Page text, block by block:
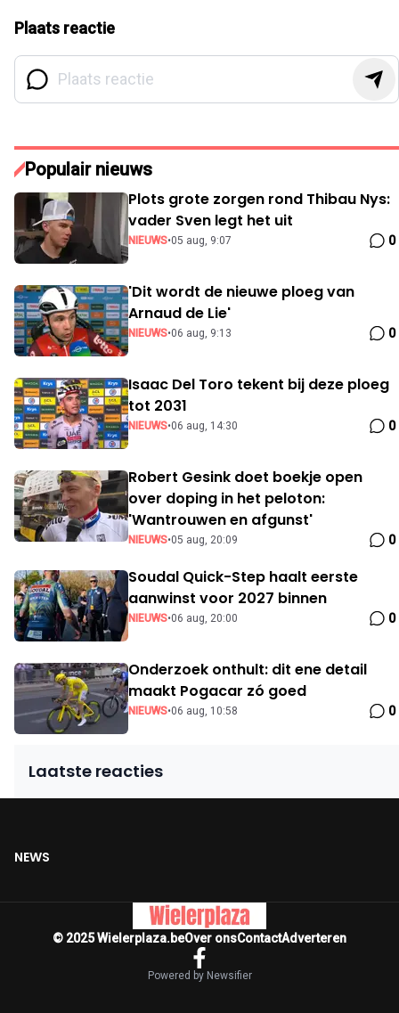
Plaats reactie
Populair nieuws
Plots grote zorgen rond Thibau Nys:
vader Sven legt het uit
NIEUWS•05 aug, 9:07 0
'Dit wordt de nieuwe ploeg van
Arnaud de Lie'
NIEUWS•06 aug, 9:13 0
Isaac Del Toro tekent bij deze ploeg
tot 2031
NIEUWS•06 aug, 14:30 0
Robert Gesink doet boekje open
over doping in het peloton:
'Wantrouwen en afgunst'
NIEUWS•05 aug, 20:09 0
Soudal Quick-Step haalt eerste
aanwinst voor 2027 binnen
NIEUWS•06 aug, 20:00 0
Onderzoek onthult: dit ene detail
maakt Pogacar zó goed
NIEUWS•06 aug, 10:58 0
Laatste reacties
NEWS
© 2025 Wielerplaza.beOver onsContactAdverteren
Powered by Newsifier